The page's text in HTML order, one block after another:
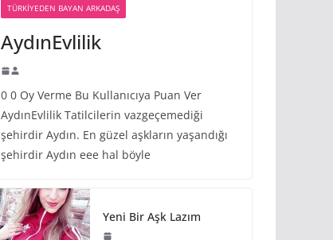
TÜRKIYEDEN BAYAN ARKADAŞ
AydınEvlilik
0 0 Oy Verme Bu Kullanıcıya Puan Ver
AydınEvlilik Tatilcilerin vazgeçemediği
şehirdir Aydın. En güzel aşkların yaşandığı
şehirdir Aydın eee hal böyle
Yeni Bir Aşk Lazım